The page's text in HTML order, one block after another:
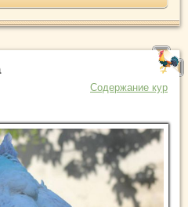
Содержание кур